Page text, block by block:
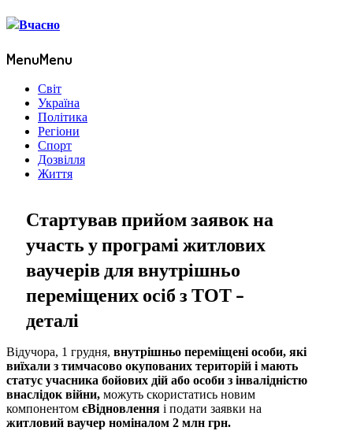
MenuMenu
Світ
Україна
Політика
Регіони
Спорт
Дозвілля
Життя
Стартував прийом заявок на
участь у програмі житлових
ваучерів для внутрішньо
переміщених осіб з ТОТ –
деталі
Відучора, 1 грудня, внутрішньо переміщені особи, які
виїхали з тимчасово окупованих територій і мають
статус учасника бойових дій або особи з інвалідністю
внаслідок війни, можуть скористатись новим
компонентом єВідновлення і подати заявки на
житловий ваучер номіналом 2 млн грн.